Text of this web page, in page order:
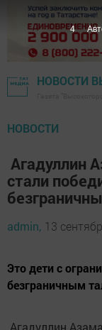
НОВОСТИ
НОВОСТИ
Агадуллин
стали
admin, 13
Это дети с
безграничным
3